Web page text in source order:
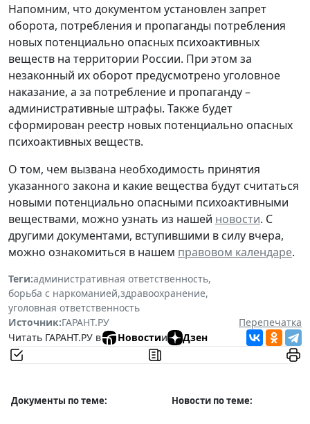
Напомним, что документом установлен запрет
оборота, потребления и пропаганды потребления
новых потенциально опасных психоактивных
веществ на территории России. При этом за
незаконный их оборот предусмотрено уголовное
наказание, а за потребление и пропаганду –
административные штрафы. Также будет
сформирован реестр новых потенциально опасных
психоактивных веществ.
О том, чем вызвана необходимость принятия
указанного закона и какие вещества будут считаться
новыми потенциально опасными психоактивными
веществами, можно узнать из нашей новости. С
другими документами, вступившими в силу вчера,
можно ознакомиться в нашем правовом календаре.
Теги:административная ответственность,
борьба с наркоманией,здравоохранение,
уголовная ответственность
Источник:ГАРАНТ.РУ
Перепечатка
Читать ГАРАНТ.РУ в
Новостии Дзен
Документы по теме: Новости по теме: